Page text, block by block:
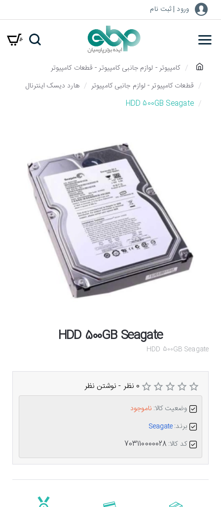
ورود | ثبت نام
o
m
کامپیوتر - لوازم جانبی کامپیوتر - قطعات کامپیوتر
قطعات کامپیوتر - لوازم جانبی کامپیوتر
هارد دیسک اینترنال
HDD 500GB Seagate
HDD 500GB Seagate
HDD 500GB Seagate
وضعیت کالا: ناموجود
برند:Seagate
کد کالا: 703110000028
0 نظر - نوشتن نظر